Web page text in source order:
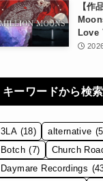
【作
Love
キーワードから検索
3LA (18) alternative
Botch (7) Church
Daymare Recordings